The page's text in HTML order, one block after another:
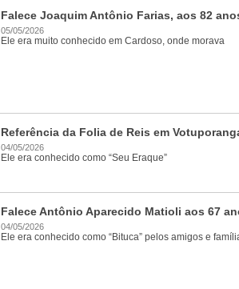
Falece Joaquim Antônio Farias, aos 82
05/05/2026
Ele era muito conhecido em Cardoso, onde morava
Referência da Folia de Reis em
04/05/2026
Ele era conhecido como “Seu Eraque”
Falece Antônio Aparecido Matioli aos 67
04/05/2026
Ele era conhecido como “Bituca” pelos amigos e